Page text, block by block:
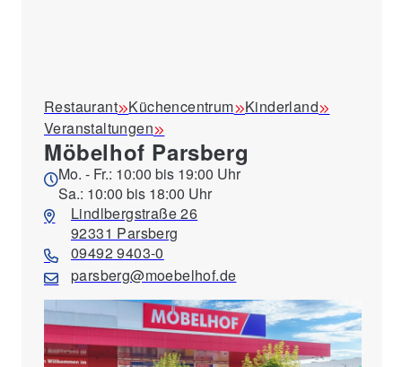
Restaurant Küchencentrum
Kinderland
Veranstaltungen
Möbelhof Parsberg
Mo. - Fr.: 10:00 bis 19:00 Uhr
Sa.: 10:00 bis 18:00 Uhr
Lindlbergstraße 26
92331 Parsberg
09492 9403-0
parsberg@moebelhof.de